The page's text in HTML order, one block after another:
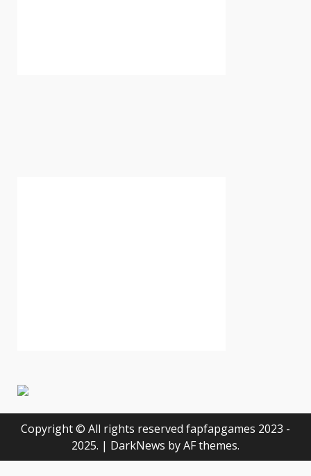
Copyright © All rights reserved fapfapgames 2023 -
2025. | DarkNews by AF themes.